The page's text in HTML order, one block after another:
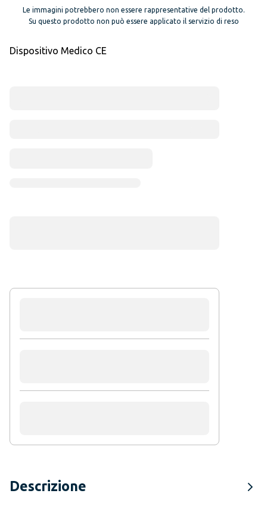
Le immagini potrebbero non essere rappresentative del prodotto.
Su questo prodotto non può essere applicato il servizio di reso
Dispositivo Medico CE
Descrizione